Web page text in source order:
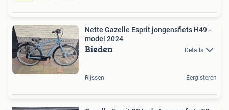
Nette Gazelle Esprit jongensfiets H49 -
model 2024
Bieden Details
Rijssen Eergisteren